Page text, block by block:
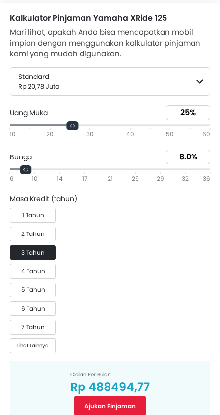
Kalkulator Pinjaman Yamaha XRide 125
Mari lihat, apakah Anda bisa mendapatkan mobil
impian dengan menggunakan kalkulator pinjaman
kami yang mudah digunakan.
Standard
Rp 20,78 Juta
Uang Muka
10 20 30 40 50 60
Bunga
6 10 14 17 21 25 29 32 36
Masa Kredit (tahun)
1 Tahun
2 Tahun
3 Tahun
4 Tahun
5 Tahun
6 Tahun
7 Tahun
Lihat Lainnya
Cicilan Per Bulan
Rp 488494,77
Ajukan Pinjaman